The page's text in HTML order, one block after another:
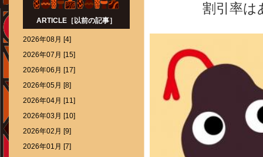
割引率は
ARTICLE［以前の記事］
2026年08月 [4]
2026年07月 [15]
2026年06月 [17]
2026年05月 [8]
2026年04月 [11]
2026年03月 [10]
2026年02月 [9]
2026年01月 [7]